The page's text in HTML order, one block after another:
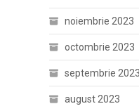
noiembrie 2023
octombrie 2023
septembrie 2023
august 2023